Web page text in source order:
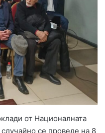
от Националната
се проведе на 8